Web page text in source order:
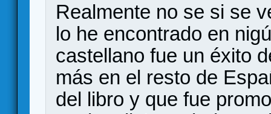
Realmente no se si se
lo he encontrado en
castellano fue un éxito
más en el resto de
del libro y que fue